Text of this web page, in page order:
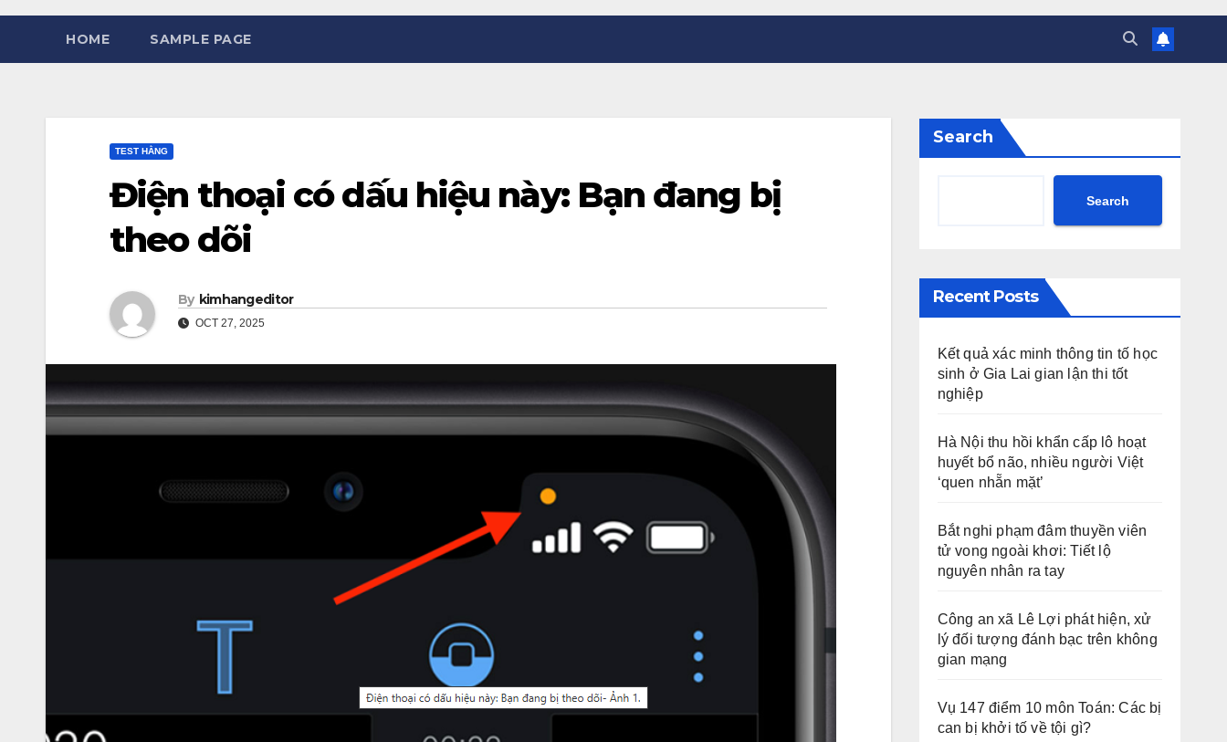
HOME SAMPLE PAGE
TEST HẰNG
Điện thoại có dấu hiệu này: Bạn đang bị
theo dõi
By kimhangeditor
OCT 27, 2025
Search
Search
Recent Posts
Kết quả xác minh thông tin tố học
sinh ở Gia Lai gian lận thi tốt
nghiệp
Hà Nội thu hồi khẩn cấp lô hoạt
huyết bổ não, nhiều người Việt
‘quen nhẵn mặt’
Bắt nghi phạm đâm thuyền viên
tử vong ngoài khơi: Tiết lộ
nguyên nhân ra tay
Công an xã Lê Lợi phát hiện, xử
lý đối tượng đánh bạc trên không
gian mạng
Vụ 147 điểm 10 môn Toán: Các bị
can bị khởi tố về tội gì?